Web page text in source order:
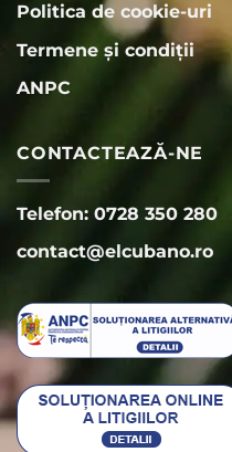
Politica de cookie-uri
Termene și condiții
ANPC
CONTACTEAZĂ-NE
Telefon: 0728 350 280
contact@elcubano.ro